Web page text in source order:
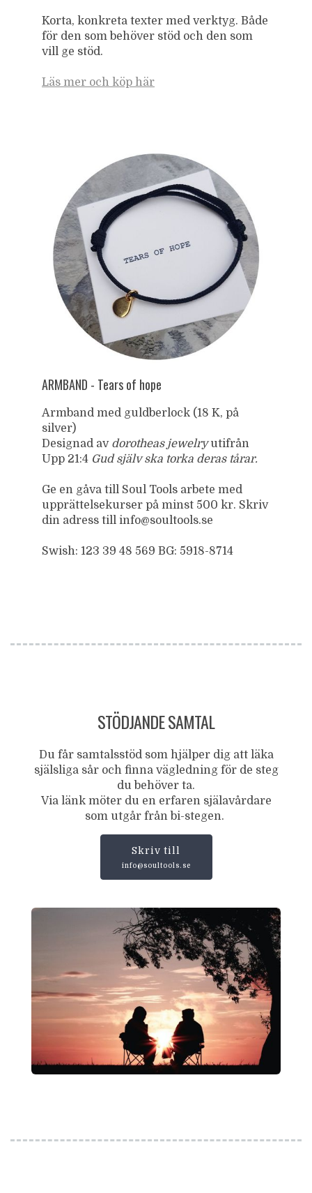
Korta, konkreta texter med verktyg. Både
för den som behöver stöd och den som
vill ge stöd.
Läs mer och köp här
ARMBAND - Tears of hope
Armband med guldberlock (18 K, på
silver)
Designad av dorotheas jewelryutifrån
Upp 21:4 Gud själv ska torka deras tårar.
Ge en gåva till Soul Tools arbete med
upprättelsekurser på minst 500 kr. Skriv
din adress till info@soultools.se
Swish: 123 39 48 569 BG: 5918-8714
STÖDJANDE SAMTAL
Du får samtalsstöd som hjälper dig att läka
själsliga sår och finna vägledning för de steg
du behöver ta.
Via länk möter du en erfaren själavårdare
som utgår från bi-stegen.
Skriv till
info@soultools.se